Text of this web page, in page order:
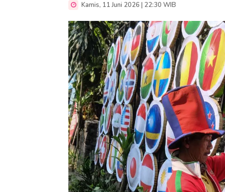
Kamis, 11 Juni 2026 | 22:30 WIB